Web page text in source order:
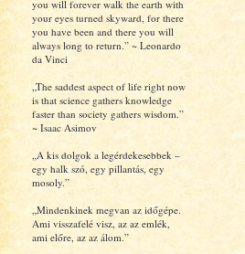
you will forever walk the earth with
your eyes turned skyward, for there
you have been and there you will
always long to return.” ~ Leonardo
da Vinci
„The saddest aspect of life right now
is that science gathers knowledge
faster than society gathers wisdom.”
~ Isaac Asimov
„A kis dolgok a legérdekesebbek –
egy halk szó, egy pillantás, egy
mosoly.”
„Mindenkinek megvan az időgépe.
Ami visszafelé visz, az az emlék,
ami előre, az az álom.”